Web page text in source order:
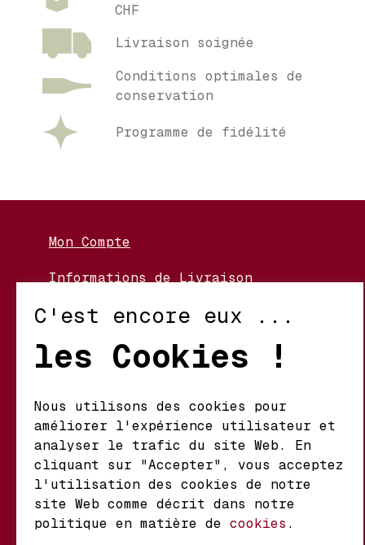
CHF
Livraison soignée
Conditions optimales de
conservation
Programme de fidélité
Mon Compte
Informations de Livraison
Conditions d’Utilisation
Mathieu S.A. Vins fins
d'origine
Chemin du Coteau 29 A
1123 Aclens Suisse
C'est encore eux ...
les Cookies !
Nous utilisons des cookies pour
améliorer l'expérience utilisateur et
analyser le trafic du site Web. En
cliquant sur "Accepter", vous acceptez
l'utilisation des cookies de notre
site Web comme décrit dans notre
politique en matière de cookies .